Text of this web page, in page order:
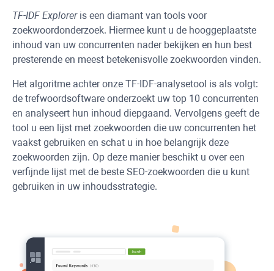
TF-IDF Exploreris een diamant van tools voor
zoekwoordonderzoek. Hiermee kunt u de hooggeplaatste
inhoud van uw concurrenten nader bekijken en hun best
presterende en meest betekenisvolle zoekwoorden vinden.
Het algoritme achter onze TF-IDF-analysetool is als volgt:
de trefwoordsoftware onderzoekt uw top 10 concurrenten
en analyseert hun inhoud diepgaand. Vervolgens geeft de
tool u een lijst met zoekwoorden die uw concurrenten het
vaakst gebruiken en schat u in hoe belangrijk deze
zoekwoorden zijn. Op deze manier beschikt u over een
verfijnde lijst met de beste SEO-zoekwoorden die u kunt
gebruiken in uw inhoudsstrategie.